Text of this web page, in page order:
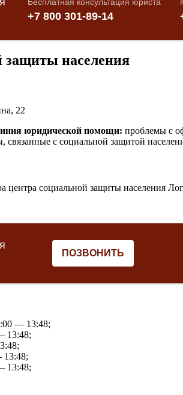
защиты населения
22
юридической помощи: проблемы с
с социальной защитой
социальной защиты населения
— 13:48;
13:48;
13:48;
13:48;